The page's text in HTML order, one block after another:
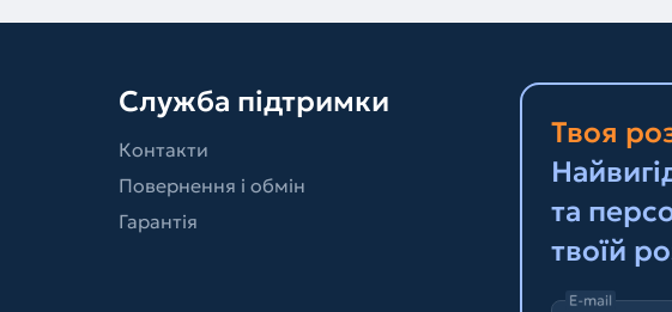
Служба підтримки
Контакти
Повернення і обмін
Гарантія
Твоя
та
твоїй
E-mail